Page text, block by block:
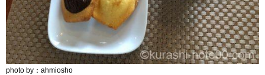
photo by：ahmiosho